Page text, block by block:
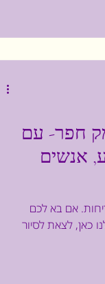
חפר- עם
אנשים
אם בא לכם
כאן, לצאת לסיור